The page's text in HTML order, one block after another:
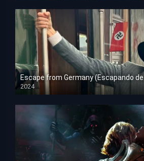
Escape from Germany (Escapando
2024
HD 1080p